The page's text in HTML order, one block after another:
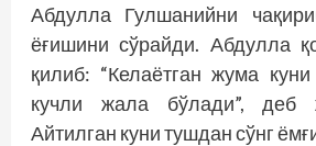
Абдулла Гулшанийни
ёғишини сўрайди. Абдулла
қилиб: “Келаётган жума
кучли жала бўлади”, деб
Айтилган куни тушдан сўнг